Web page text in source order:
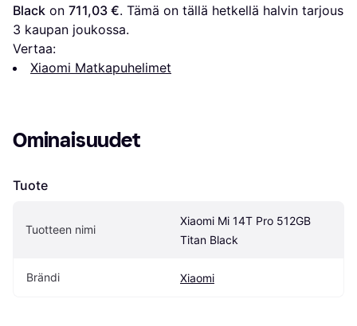
Black on 711,03 €
3 kaupan joukossa.
Vertaa:
Xiaomi Matkapuhelimet
Ominaisuudet
Tuote
Tuotteen nimi
Xiaomi Mi 14T Pro 512GB
Titan Black
Brändi Xiaomi